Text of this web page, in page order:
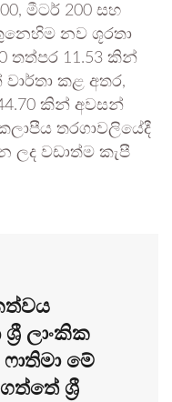
මීටර් 200 සහ
නව ශූරතා
තත්පර 11.53 කින්
කළ අතර,
කින් අවසන්
තරගාවලියේදී
ලද වඩාත්ම කැපී
ලාංකික
මේ
ශ්‍රී